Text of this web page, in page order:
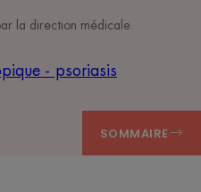
la direction médicale
- psoriasis
SOMMAIRE